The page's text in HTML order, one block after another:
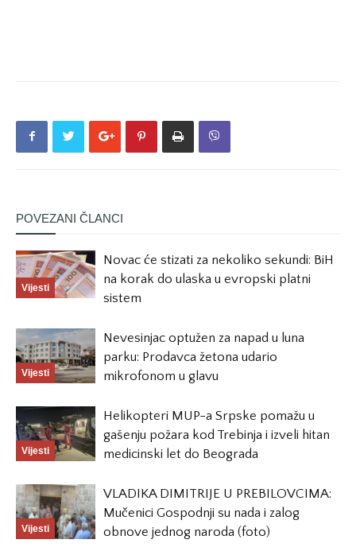
POVEZANI ČLANCI
Vijesti
Novac će stizati za nekoliko sekundi: BiH
na korak do ulaska u evropski platni
sistem
Vijesti
Nevesinjac optužen za napad u luna
parku: Prodavca žetona udario
mikrofonom u glavu
Vijesti
Helikopteri MUP-a Srpske pomažu u
gašenju požara kod Trebinja i izveli hitan
medicinski let do Beograda
Vijesti
VLADIKA DIMITRIJE U PREBILOVCIMA:
Mučenici Gospodnji su nada i zalog
obnove jednog naroda (foto)